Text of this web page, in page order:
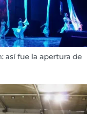
así fue la apertura de